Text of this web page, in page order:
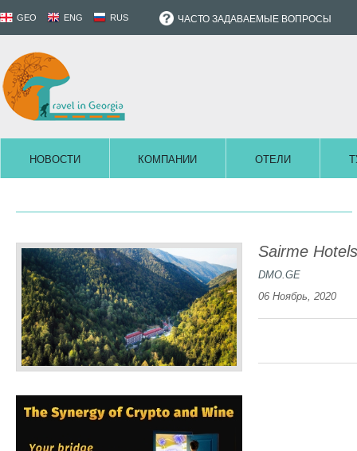
GEO ENG RUS ЧАСТО ЗАДАВАЕМЫЕ ВОПРОСЫ
НОВОСТИ КОМПАНИИ ОТЕЛИ
Sairme
DMO.GE
06 Ноябрь, 2020